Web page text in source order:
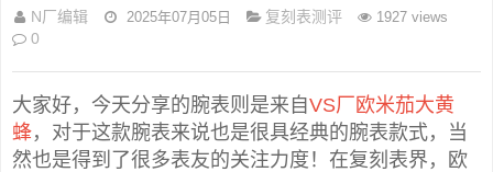
N厂编辑 2025年07月05日 复刻表测评 1927 views
0
大家好，今天分享的腕表则是来自 VS厂欧米茄大黄
蜂，对于这款腕表来说也是很具经典的腕表款式，当
然也是得到了很多表友的关注力度！在复刻表界，欧